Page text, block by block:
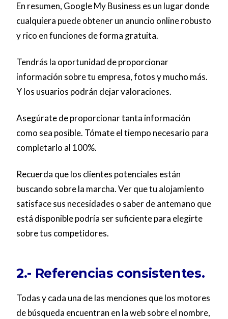
En resumen, Google My Business es un lugar donde
cualquiera puede obtener un anuncio online robusto
y rico en funciones de forma gratuita.
Tendrás la oportunidad de proporcionar
información sobre tu empresa, fotos y mucho más.
Y los usuarios podrán dejar valoraciones.
Asegúrate de proporcionar tanta información
como sea posible. Tómate el tiempo necesario para
completarlo al 100%.
Recuerda que los clientes potenciales están
buscando sobre la marcha. Ver que tu alojamiento
satisface sus necesidades o saber de antemano que
está disponible podría ser suficiente para elegirte
sobre tus competidores.
2.- Referencias consistentes.
Todas y cada una de las menciones que los motores
de búsqueda encuentran en la web sobre el nombre,